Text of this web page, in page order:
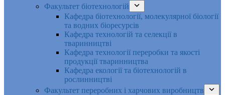
Факультет біотехнологій
Кафедра біотехнології, молекулярної біології
та водних біоресурсів
Кафедра технологій та селекції в
тваринництві
Кафедра технології переробки та якості
продукції тваринництва
Кафедра екології та біотехнологій в
рослинництві
Факультет переробних і харчових виробництв